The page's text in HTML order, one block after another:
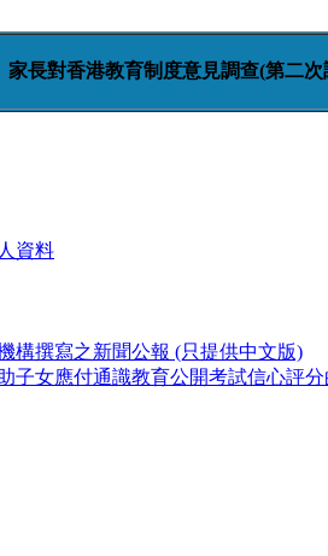
家長對香港教育制度意見調查(第二次
資料
構撰寫之新聞公報 (只提供中文版)
子女應付通識教育公開考試信心評